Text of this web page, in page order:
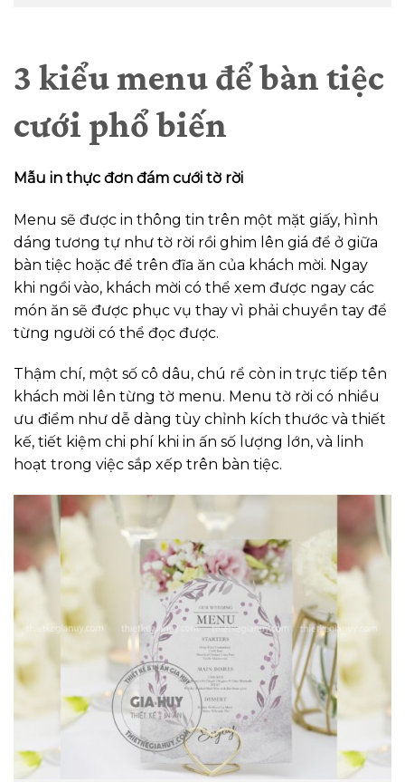
3 kiểu menu để bàn tiệc
cưới phổ biến
Mẫu in thực đơn đám cưới tờ rời
Menu sẽ được in thông tin trên một mặt giấy, hình
dáng tương tự như tờ rời rồi ghim lên giá để ở giữa
bàn tiệc hoặc để trên đĩa ăn của khách mời. Ngay
khi ngồi vào, khách mời có thể xem được ngay các
món ăn sẽ được phục vụ thay vì phải chuyền tay để
từng người có thể đọc được.
Thậm chí, một số cô dâu, chú rể còn in trực tiếp tên
khách mời lên từng tờ menu. Menu tờ rời có nhiều
ưu điểm như dễ dàng tùy chỉnh kích thước và thiết
kế, tiết kiệm chi phí khi in ấn số lượng lớn, và linh
hoạt trong việc sắp xếp trên bàn tiệc.